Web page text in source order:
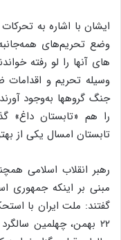
ایشان با اشاره به
وضع تحریم‌های
های آنها را لو رفته
وسیله تحریم و اقدامات
جنگ گروهها به‌وجود
را هم «تابستان داغ»
تابستان امسال یکی از
رهبر انقلاب اسلامی
مبنی بر اینکه جمهوری
گفتند: ملت ایران با
۲۲ بهمن، چهلمین